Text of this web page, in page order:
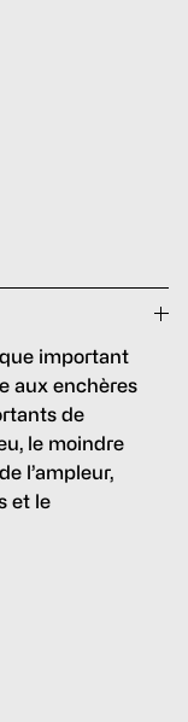
important
aux enchères
de
le moindre
l’ampleur,
et le